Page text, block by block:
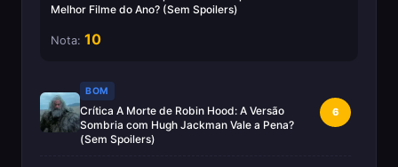
Melhor Filme do Ano? (Sem Spoilers)
Nota: 10
BOM
Crítica A Morte de Robin Hood: A Versão
Sombria com Hugh Jackman Vale a Pena?
(Sem Spoilers)
6